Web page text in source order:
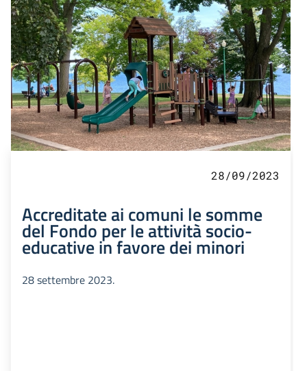
28/09/2023
Accreditate ai comuni le somme
del Fondo per le attività socio-
educative in favore dei minori
28 settembre 2023.